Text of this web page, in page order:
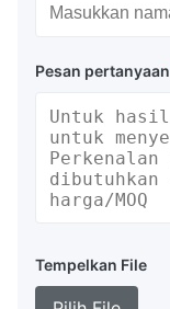
Pesan pertanyaan
Tempelkan File